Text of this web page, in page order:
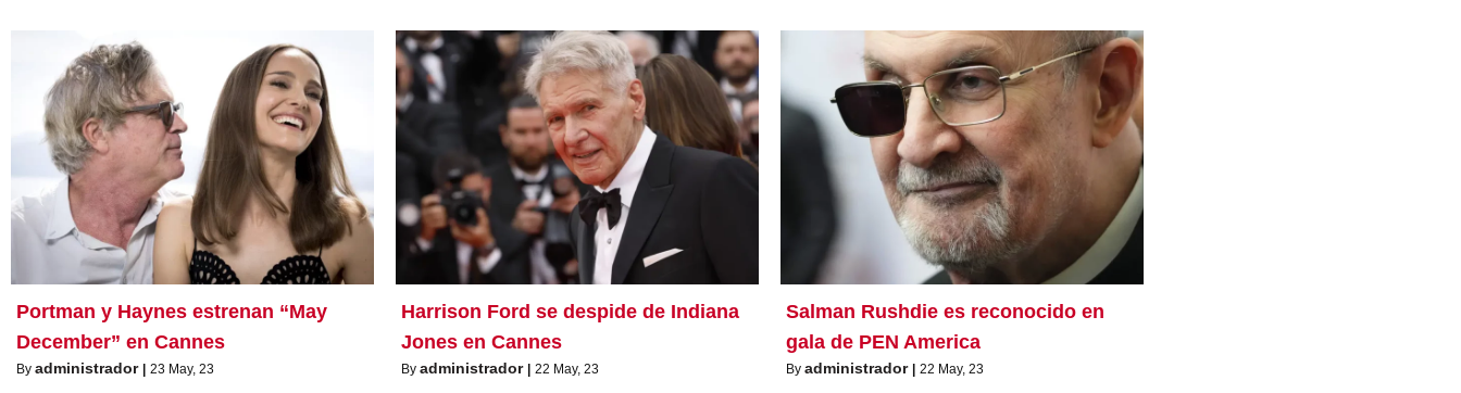
Portman y Haynes estrenan “May
December” en Cannes
By administrador | 23 May, 23
Harrison Ford se despide de Indiana
Jones en Cannes
By administrador | 22 May, 23
Salman Rushdie es reconocido en
gala de PEN America
By administrador | 22 May, 23